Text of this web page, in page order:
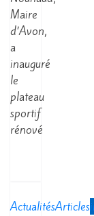
Maire
d’Avon,
a
inauguré
le
plateau
sportif
rénové
ActualitésArticles